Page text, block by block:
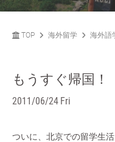
TOP 海外留学 海外語
もうすぐ帰国！
2011/06/24 Fri
ついに、北京での留学生